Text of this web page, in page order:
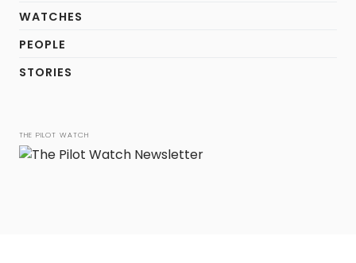
WATCHES
PEOPLE
STORIES
THE PILOT WATCH